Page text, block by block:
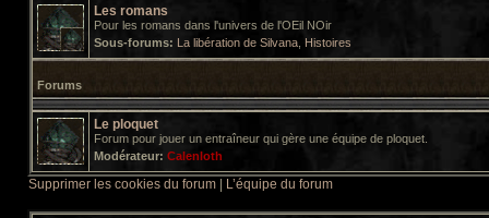
Les romans
Pour les romans dans l'univers de l'OEil NOir
Sous-forums: La libération de Silvana Histoires
Forums
Le ploquet
Forum pour jouer un entraîneur qui gère une équipe de ploquet.
Modérateur: Calenloth
Supprimer les cookies du forum L’équipe du forum